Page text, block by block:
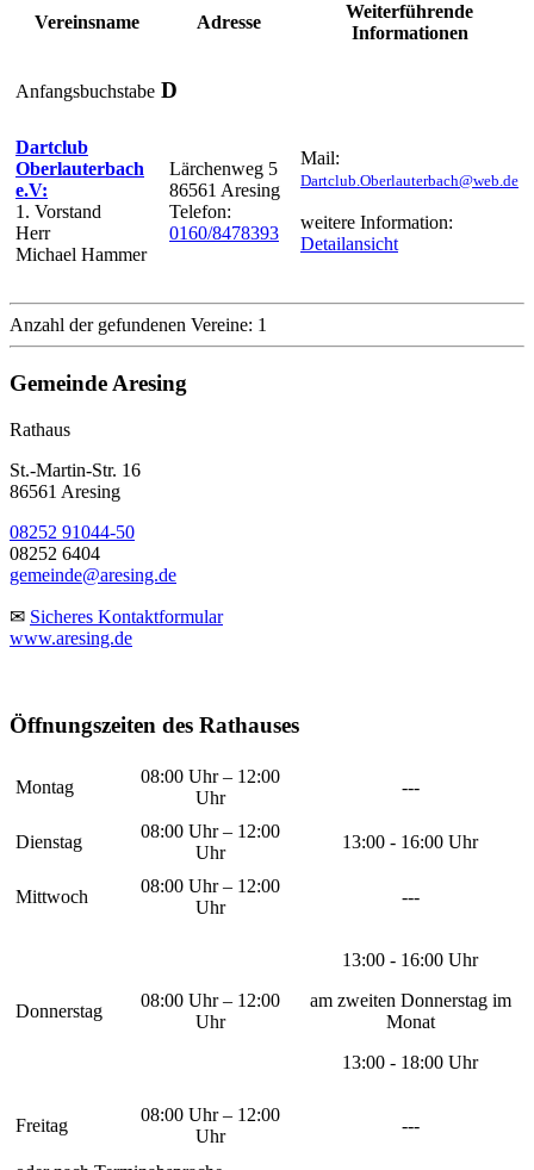
Vereinsname Adresse
Weiterführende
Informationen
Anfangsbuchstabe D
Dartclub
Oberlauterbach
e.V:
1. Vorstand
Herr
Michael Hammer
Lärchenweg 5
86561 Aresing
Telefon:
0160/8478393
Mail:
Dartclub.Oberlauterbach@web.de
weitere Information:
Detailansicht
Anzahl der gefundenen Vereine: 1
Gemeinde Aresing
Rathaus
St.-Martin-Str. 16
86561 Aresing
08252 91044-50
08252 6404
gemeinde@aresing.de
✉ Sicheres Kontaktformular
www.aresing.de
Öffnungszeiten des Rathauses
Montag
08:00 Uhr – 12:00
Uhr
---
Dienstag
08:00 Uhr – 12:00
Uhr
13:00 - 16:00 Uhr
Mittwoch
08:00 Uhr – 12:00
Uhr
---
Donnerstag
08:00 Uhr – 12:00
Uhr
13:00 - 16:00 Uhr
am zweiten Donnerstag im
Monat
13:00 - 18:00 Uhr
Freitag
08:00 Uhr – 12:00
Uhr
---